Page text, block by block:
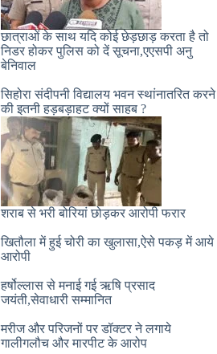
छात्राओं के साथ यदि कोई छेड़छाड़ करता है तो
निडर होकर पुलिस को दें सूचना,एएसपी अनु
बेनिवाल
सिहोरा संदीपनी विद्यालय भवन स्थांनातरित करने
की इतनी हड़बड़ाहट क्यों साहब ?
शराब से भरी बोरियां छोड़कर आरोपी फरार
खितौला में हुई चोरी का खुलासा,ऐसे पकड़ में आये
आरोपी
हर्षोल्लास से मनाई गई ऋषि प्रसाद
जयंती,सेवाधारी सम्मानित
मरीज और परिजनों पर डॉक्टर ने लगाये
गालीगलौच और मारपीट के आरोप